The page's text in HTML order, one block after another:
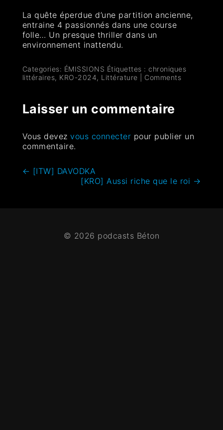
La quête éperdue d’une partition ancienne,
entraine 4 passionnés dans une course
folle… Un presque thriller dans un
environnement inattendu.
Categories: ÉMISSIONS Étiquettes :chroniques
littéraires, KRO-2024, Littérature Comments
Laisser un commentaire
Vous devezvous connecter pour publier un
commentaire.
← [ITW] DAVODKA
[KRO] Aussi riche que le roi →
© 2026 podcasts Béton